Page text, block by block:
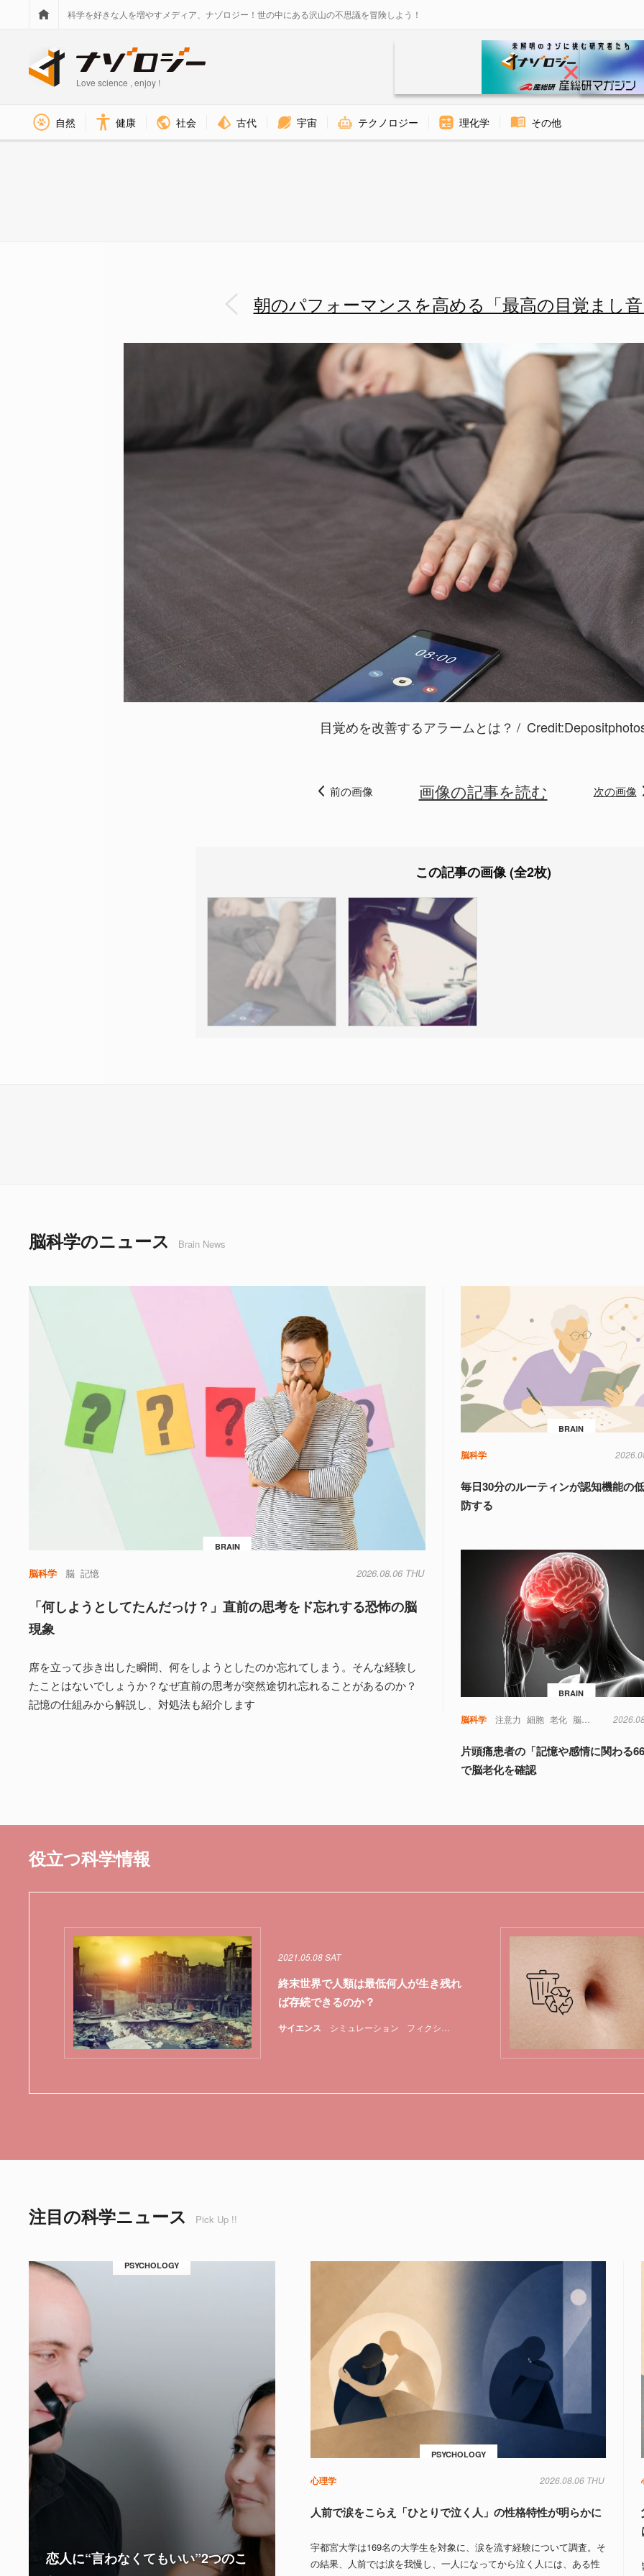
科学を好きな人を増やすメディア、ナゾロジー！世の中にある沢山の不思議を冒険しよう！
Love science , enjoy !
自然 健康 社会 古代 宇宙 テクノロジー 理化学 その他
朝のパフォーマンスを高める「最高の目覚まし
目覚めを改善するアラームとは？ Credit:
前の画像 画像の記事を読む 次の画像
この記事の画像 (全2枚)
脳科学のニュース Brain News
BRAIN
脳科学 脳 記憶 2026.08.06 THU
「何しようとしてたんだっけ？」直前の思考をド忘れする恐怖の脳
現象
席を立って歩き出した瞬間、何をしようとしたのか忘れてしまう。そんな経験し
たことはないでしょうか？なぜ直前の思考が突然途切れ忘れることがあるのか？
記憶の仕組みから解説し、対処法も紹介します
BRAIN
脳科学
毎日30分のルーティンが認知機能の
防する
BRAIN
脳科学 注意力 細胞 老化 脳 記憶
片頭痛患者の「記憶や感情に関わる
で脳老化を確認
役立つ科学情報
サイエンス シミュレーション フィクション 物理学
2021.05.08 SAT
終末世界で人類は最低何人が生き残れ
ば存続できるのか？
注目の科学ニュース Pick Up !!
PSYCHOLOGY
恋人に“言わなくてもいい”2つのこ
PSYCHOLOGY
心理学 2026.08.06 THU
人前で涙をこらえ「ひとりで泣く人」の性格特性が明らかに
宇都宮大学は169名の大学生を対象に、涙を流す経験について調査。そ
の結果、人前では涙を我慢し、一人になってから泣く人には、ある性